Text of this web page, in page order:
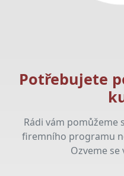
Potřebujete
Rádi vám pomůžeme
firemního programu
Ozveme se